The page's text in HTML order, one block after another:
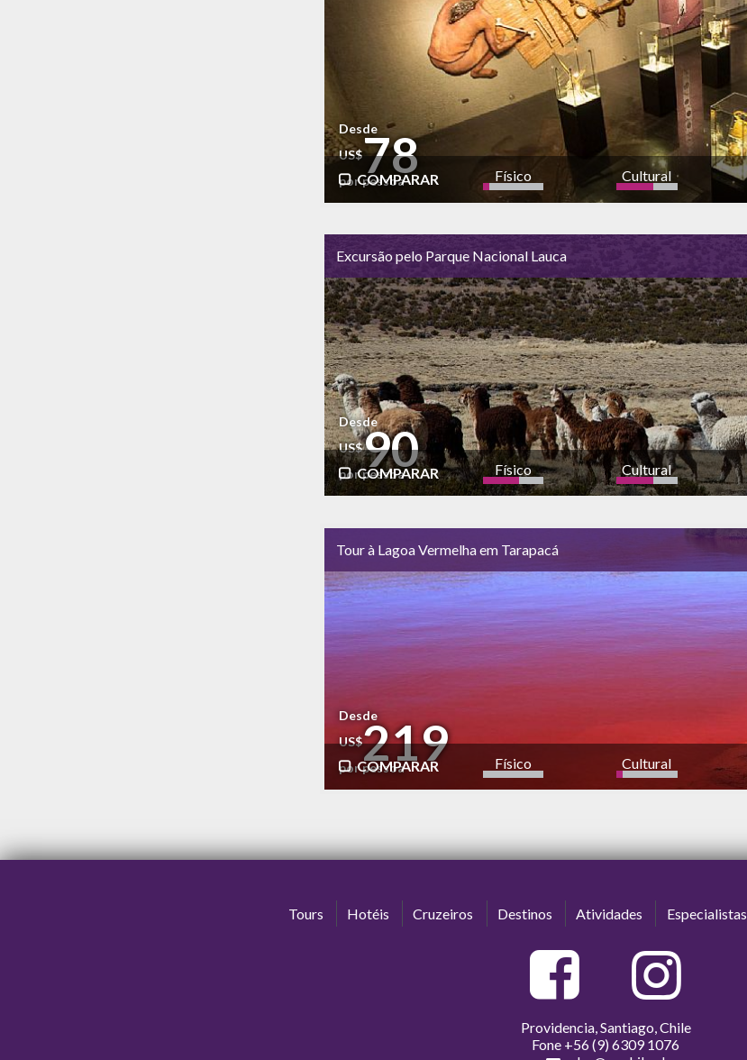
Desde
US$78
por pessoa
COMPARAR
Físico
bajo
Cultural
Excursão pelo Parque Nacional Lauca
Desde
US$90
por pessoa
COMPARAR Físico Cultural
Tour à Lagoa Vermelha em Tarapacá
Desde
US$219
por pessoa
COMPARAR Físico
Cultural
bajo
Tours Hotéis Cruzeiros Destinos Atividades Especialistas
Providencia, Santiago, Chile
Fone +56 (9) 6309 1076